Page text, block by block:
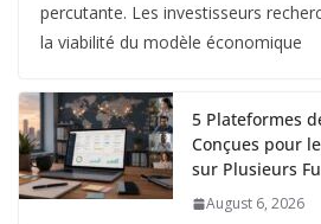
percutante. Les investisseurs
la viabilité du modèle économique
5 Plateformes
Conçues pour
sur Plusieurs
August 6, 2026